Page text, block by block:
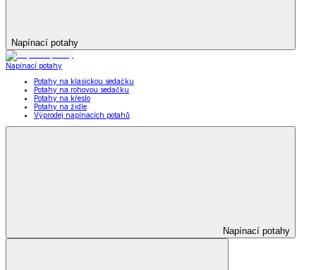
Napínací potahy
Napínací potahy
Potahy na klasickou sedačku
Potahy na rohovou sedačku
Potahy na křeslo
Potahy na židle
Výprodej napínacích potahů
Napínací potahy